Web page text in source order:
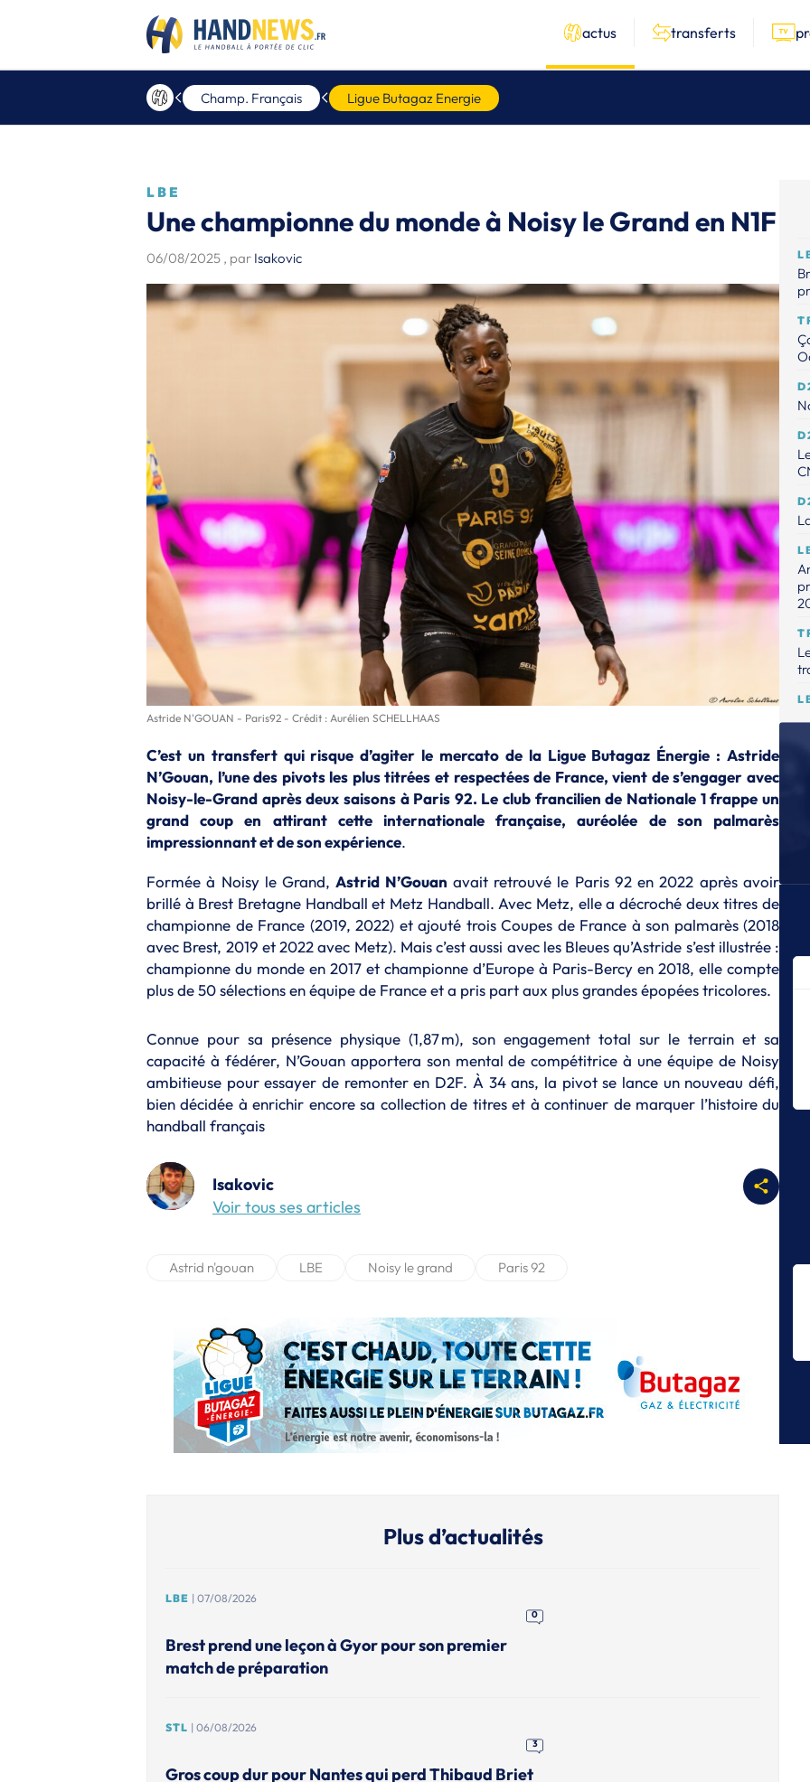
actus transferts
Champ. Français Ligue Butagaz Energie
LBE
Une championne du monde à Noisy le Grand en N1F
06/08/2025 , par Isakovic
Astride N'GOUAN - Paris92 - Crédit : Aurélien SCHELLHAAS
C’est un transfert qui risque d’agiter le mercato de la Ligue Butagaz Énergie : Astride
N’Gouan, l’une des pivots les plus titrées et respectées de France, vient de s’engager avec
Noisy-le-Grand après deux saisons à Paris 92. Le club francilien de Nationale 1 frappe un
grand coup en attirant cette internationale française, auréolée de son palmarès
impressionnant et de son expérience.
Formée à Noisy le Grand,Astrid N’Gouan avait retrouvé le Paris 92 en 2022 après avoir
brillé à Brest Bretagne Handball et Metz Handball. Avec Metz, elle a décroché deux titres de
championne de France (2019, 2022) et ajouté trois Coupes de France à son palmarès (2018
avec Brest, 2019 et 2022 avec Metz). Mais c’est aussi avec les Bleues qu’Astride s’est illustrée :
championne du monde en 2017 et championne d’Europe à Paris-Bercy en 2018, elle compte
plus de 50 sélections en équipe de France et a pris part aux plus grandes épopées tricolores.
Connue pour sa présence physique (1,87 m), son engagement total sur le terrain et sa
capacité à fédérer, N’Gouan apportera son mental de compétitrice à une équipe de Noisy
ambitieuse pour essayer de remonter en D2F. À 34 ans, la pivot se lance un nouveau défi,
bien décidée à enrichir encore sa collection de titres et à continuer de marquer l’histoire du
handball français
Isakovic
Voir tous ses articles
Astrid n'gouan LBE Noisy le grand Paris 92
Plus d’actualités
LBE | 07/08/2026
0
Brest prend une leçon à Gyor pour son premier
match de préparation
STL | 06/08/2026
3
Gros coup dur pour Nantes qui perd Thibaud Briet